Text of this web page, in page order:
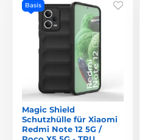
Basis
Magic Shield
Schutzhülle für Xiaomi
Redmi Note 12 5G /